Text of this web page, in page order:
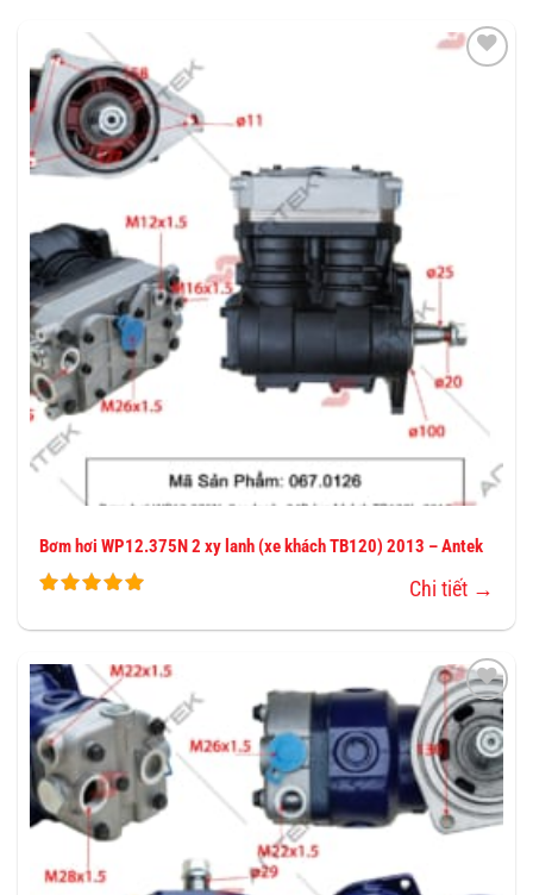
Bơm hơi WP12.375N 2 xy lanh (xe khách TB120) 2013 – Antek
Chi tiết →
THÊM
VÀO
YÊU
THÍCH